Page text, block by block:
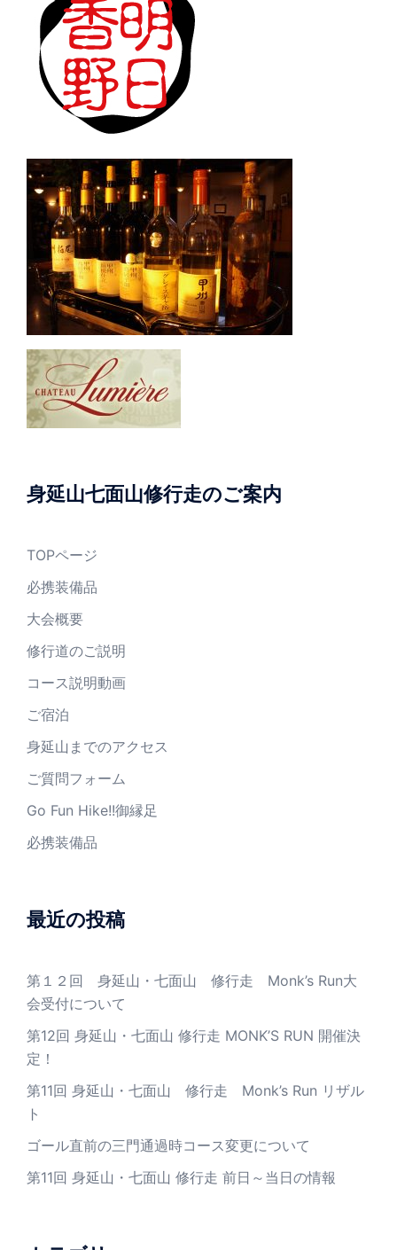
身延山七面山修行走のご案内
TOPページ
必携装備品
大会概要
修行道のご説明
コース説明動画
ご宿泊
身延山までのアクセス
ご質問フォーム
Go Fun Hike!!御縁足
必携装備品
最近の投稿
第１２回 身延山・七面山 修行走 Monk’s Run大
会受付について
第12回 身延山・七面山 修行走 MONK’S RUN 開催決
定！
第11回 身延山・七面山 修行走 Monk’s Run リザル
ト
ゴール直前の三門通過時コース変更について
第11回 身延山・七面山 修行走 前日～当日の情報